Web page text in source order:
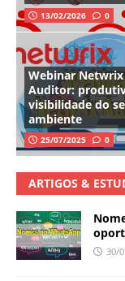
13/02/2026 0
Webinar Netwrix
Auditor:
visibilidade do
ambiente
25/07/2025 0
ARTIGOS &
30/